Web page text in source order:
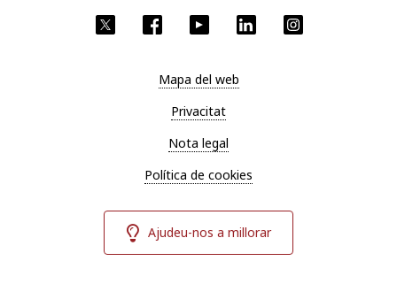
Facebook YouTube LinkedIn
Mapa del web
Privacitat
Nota legal
Política de cookies
Ajudeu-nos a millorar